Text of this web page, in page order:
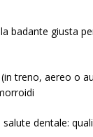
badante giusta
treno, aereo o
dentale: